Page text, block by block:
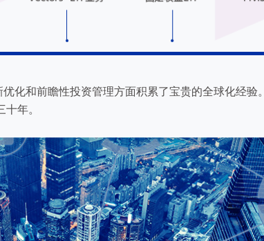
化和前瞻性投资管理方面积累了宝贵的全球化经验。
年。